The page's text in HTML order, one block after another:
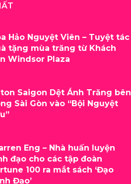
Hảo Nguyệt Viên – Tuyệt tác
tặng mùa trăng từ Khách
Windsor Plaza
Saigon Dệt Ánh Trăng bên
Sài Gòn vào “Bội Nguyệt
Eng – Nhà huấn luyện
đạo cho các tập đoàn
100 ra mắt sách ‘Đạo
Đạo’